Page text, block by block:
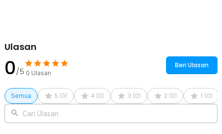
200 x Biode Cotton Buds Bambu Pembersih Telinga Korek
Ulasan
0/5 0 Ulasan
Beri Ulasan
Semua 5 (0) 4 (0) 3 (0) 2 (0) 1 (0)
Cari Ulasan